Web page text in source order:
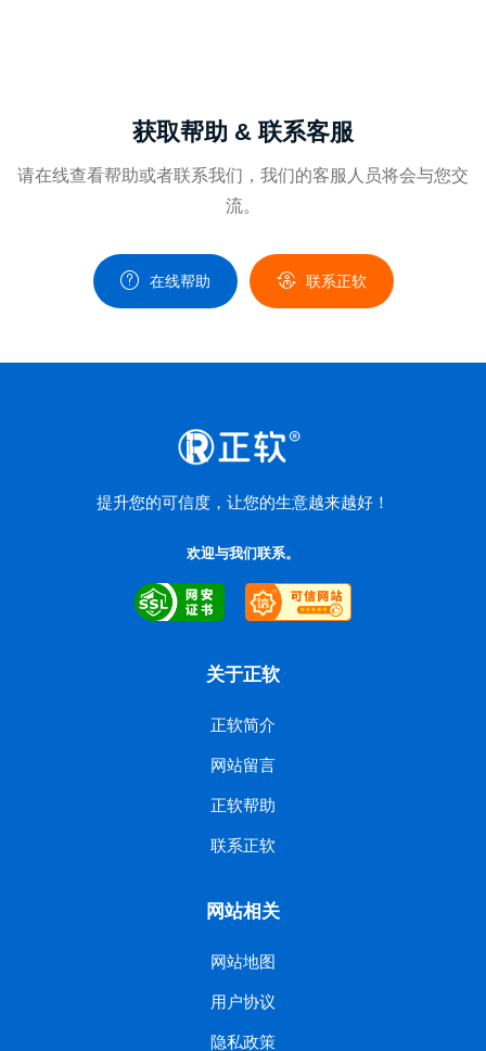
获取帮助 & 联系客服
请在线查看帮助或者联系我们，我们的客服人员将会与您交
流。
在线帮助 联系正软
提升您的可信度，让您的生意越来越好！
欢迎与我们联系。
关于正软
正软简介
网站留言
正软帮助
联系正软
网站相关
网站地图
用户协议
隐私政策